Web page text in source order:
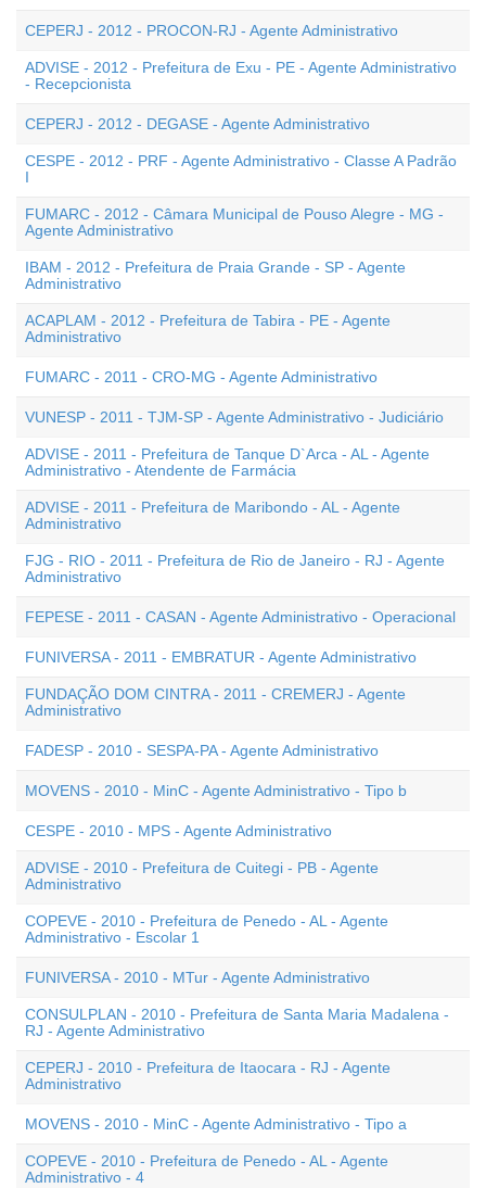
CEPERJ - 2012 - PROCON-RJ - Agente Administrativo
ADVISE - 2012 - Prefeitura de Exu - PE - Agente Administrativo
- Recepcionista
CEPERJ - 2012 - DEGASE - Agente Administrativo
CESPE - 2012 - PRF - Agente Administrativo - Classe A Padrão
I
FUMARC - 2012 - Câmara Municipal de Pouso Alegre - MG -
Agente Administrativo
IBAM - 2012 - Prefeitura de Praia Grande - SP - Agente
Administrativo
ACAPLAM - 2012 - Prefeitura de Tabira - PE - Agente
Administrativo
FUMARC - 2011 - CRO-MG - Agente Administrativo
VUNESP - 2011 - TJM-SP - Agente Administrativo - Judiciário
ADVISE - 2011 - Prefeitura de Tanque D`Arca - AL - Agente
Administrativo - Atendente de Farmácia
ADVISE - 2011 - Prefeitura de Maribondo - AL - Agente
Administrativo
FJG - RIO - 2011 - Prefeitura de Rio de Janeiro - RJ - Agente
Administrativo
FEPESE - 2011 - CASAN - Agente Administrativo - Operacional
FUNIVERSA - 2011 - EMBRATUR - Agente Administrativo
FUNDAÇÃO DOM CINTRA - 2011 - CREMERJ - Agente
Administrativo
FADESP - 2010 - SESPA-PA - Agente Administrativo
MOVENS - 2010 - MinC - Agente Administrativo - Tipo b
CESPE - 2010 - MPS - Agente Administrativo
ADVISE - 2010 - Prefeitura de Cuitegi - PB - Agente
Administrativo
COPEVE - 2010 - Prefeitura de Penedo - AL - Agente
Administrativo - Escolar 1
FUNIVERSA - 2010 - MTur - Agente Administrativo
CONSULPLAN - 2010 - Prefeitura de Santa Maria Madalena -
RJ - Agente Administrativo
CEPERJ - 2010 - Prefeitura de Itaocara - RJ - Agente
Administrativo
MOVENS - 2010 - MinC - Agente Administrativo - Tipo a
COPEVE - 2010 - Prefeitura de Penedo - AL - Agente
Administrativo - 4